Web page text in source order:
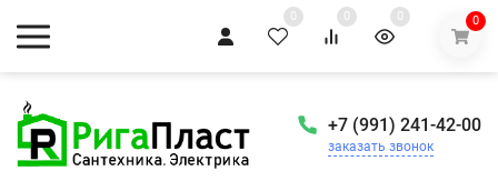
0 0 0 0
+7 (991) 241-42-00
заказать звонок